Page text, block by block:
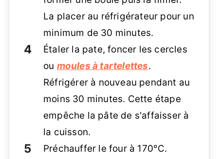
La placer au réfrigérateur pour un
minimum de 30 minutes.
Étaler la pate, foncer les cercles
ou moules à tartelettes.
Réfrigérer à nouveau pendant au
moins 30 minutes. Cette étape
empêche la pâte de s'affaisser à
la cuisson.
Préchauffer le four à 170°C.